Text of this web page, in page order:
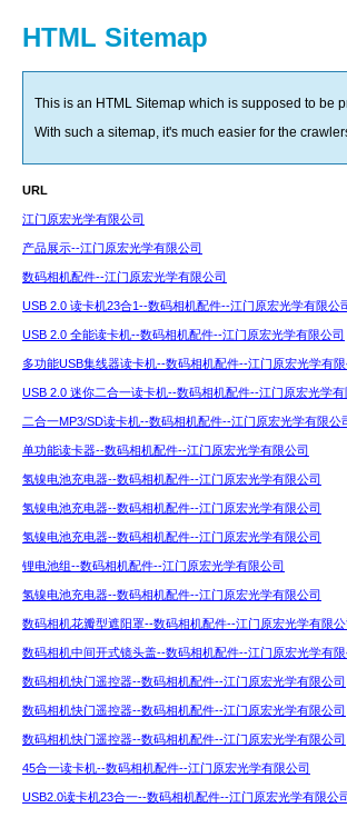
HTML Sitemap
This is an HTML Sitemap which is supposed to be
With such a sitemap, it's much easier for the
URL
江门原宏光学有限公司
产品展示--江门原宏光学有限公司
数码相机配件--江门原宏光学有限公司
USB 2.0 读卡机23合1--数码相机配件--江门原宏光学有限公
USB 2.0 全能读卡机--数码相机配件--江门原宏光学有限公司
多功能USB集线器读卡机--数码相机配件--江门原宏光学有限
USB 2.0 迷你二合一读卡机--数码相机配件--江门原宏光学有
二合一MP3/SD读卡机--数码相机配件--江门原宏光学有限公
单功能读卡器--数码相机配件--江门原宏光学有限公司
氢镍电池充电器--数码相机配件--江门原宏光学有限公司
氢镍电池充电器--数码相机配件--江门原宏光学有限公司
氢镍电池充电器--数码相机配件--江门原宏光学有限公司
锂电池组--数码相机配件--江门原宏光学有限公司
氢镍电池充电器--数码相机配件--江门原宏光学有限公司
数码相机花瓣型遮阳罩--数码相机配件--江门原宏光学有限公
数码相机中间开式镜头盖--数码相机配件--江门原宏光学有限
数码相机快门遥控器--数码相机配件--江门原宏光学有限公司
数码相机快门遥控器--数码相机配件--江门原宏光学有限公司
数码相机快门遥控器--数码相机配件--江门原宏光学有限公司
45合一读卡机--数码相机配件--江门原宏光学有限公司
USB2.0读卡机23合一--数码相机配件--江门原宏光学有限公